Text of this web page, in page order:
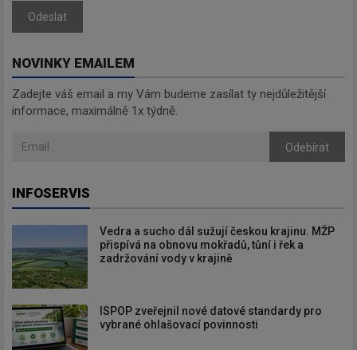
Odeslat
NOVINKY EMAILEM
Zadejte váš email a my Vám budeme zasílat ty nejdůležitější
informace, maximálně 1x týdně.
Odebírat
INFOSERVIS
Vedra a sucho dál sužují českou krajinu. MŽP
přispívá na obnovu mokřadů, tůní i řek a
zadržování vody v krajině
ISPOP zveřejnil nové datové standardy pro
vybrané ohlašovací povinnosti